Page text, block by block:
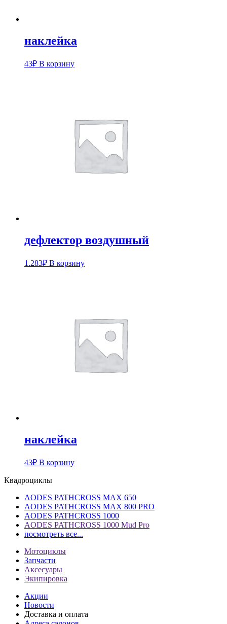
наклейка
43₽ В корзину
дефлектор воздушный
1.283₽ В корзину
наклейка
43₽ В корзину
Квадроциклы
AODES PATHCROSS MAX 650
AODES PATHCROSS MAX 800 PRO
AODES PATHCROSS 1000
AODES PATHCROSS 1000 Mud Pro
посмотреть все...
Мотоциклы
Запчасти
Аксесуары
Экипировка
Акции
Новости
Доставка и оплата